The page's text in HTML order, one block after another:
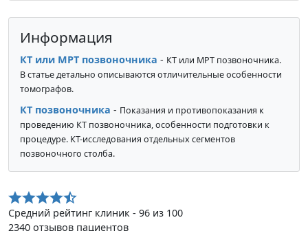
Информация
КТ или МРТ позвоночника - КТ или МРТ позвоночника.
В статье детально описываются отличительные особенности
томографов.
КТ позвоночника - Показания и противопоказания к
проведению КТ позвоночника, особенности подготовки к
процедуре. КТ-исследования отдельных сегментов
позвоночного столба.
Средний рейтинг клиник - 96 из 100
2340 отзывов пациентов